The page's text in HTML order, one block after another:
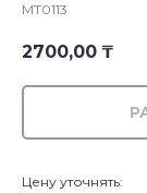
MT0113
2700,00 ₸
Цену уточнять: